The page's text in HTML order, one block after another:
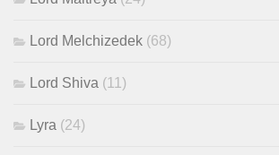
Lord Melchizedek (68)
Lord Shiva (11)
Lyra (24)